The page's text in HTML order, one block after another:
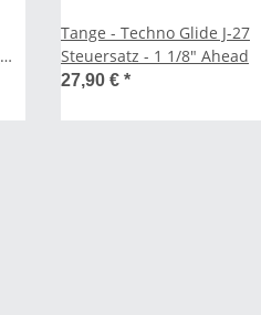
Tange - Techno Glide J-27
Steuersatz - 1 1/8" Ahead
27,90 € *